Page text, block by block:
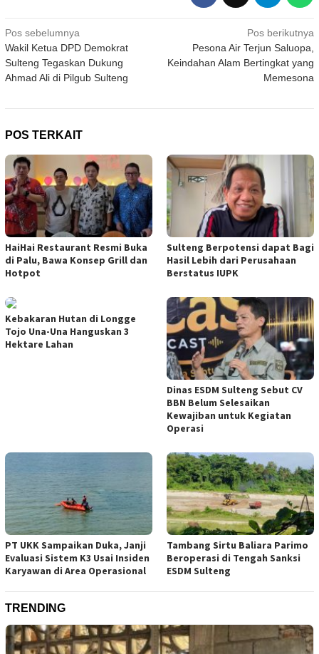
Navigasi
pos
Pos sebelumnya
Wakil Ketua DPD Demokrat
Sulteng Tegaskan Dukung
Ahmad Ali di Pilgub Sulteng
Pos berikutnya
Pesona Air Terjun Saluopa,
Keindahan Alam Bertingkat yang
Memesona
POS TERKAIT
HaiHai Restaurant Resmi Buka
di Palu, Bawa Konsep Grill dan
Hotpot
Sulteng Berpotensi dapat Bagi
Hasil Lebih dari Perusahaan
Berstatus IUPK
Kebakaran Hutan di Longge
Tojo Una-Una Hanguskan 3
Hektare Lahan
Dinas ESDM Sulteng Sebut CV
BBN Belum Selesaikan
Kewajiban untuk Kegiatan
Operasi
PT UKK Sampaikan Duka, Janji
Evaluasi Sistem K3 Usai Insiden
Karyawan di Area Operasional
Tambang Sirtu Baliara Parimo
Beroperasi di Tengah Sanksi
ESDM Sulteng
TRENDING